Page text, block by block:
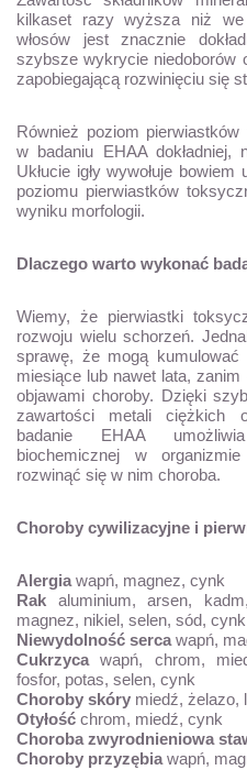
kilkaset razy wyższa niż
włosów jest znacznie
szybsze wykrycie niedoborów
zapobiegającą rozwinięciu się
Również poziom
w badaniu EHAA
Ukłucie igły wywołuje
poziomu pierwiastków
wyniku morfologii.
Dlaczego warto wykonać
Wiemy, że pierwiastki
rozwoju wielu schorzeń.
sprawę, że mogą kumulować
miesiące lub nawet lata,
objawami choroby. Dzięki
zawartości metali ciężkich
badanie EHAA
biochemicznej w
rozwinąć się w nim choroba.
Choroby cywilizacyjne i
Alergia wapń, magnez, cynk
Rak aluminium, arsen,
magnez, nikiel, selen, sód, cynk
Niewydolność serca wapń,
Cukrzyca wapń, chrom,
fosfor, potas, selen, cynk
Choroby skóry miedź, żelazo,
Otyłość chrom, miedź, cynk
Choroba zwyrodnieniowa
Choroby przyzębia wapń,